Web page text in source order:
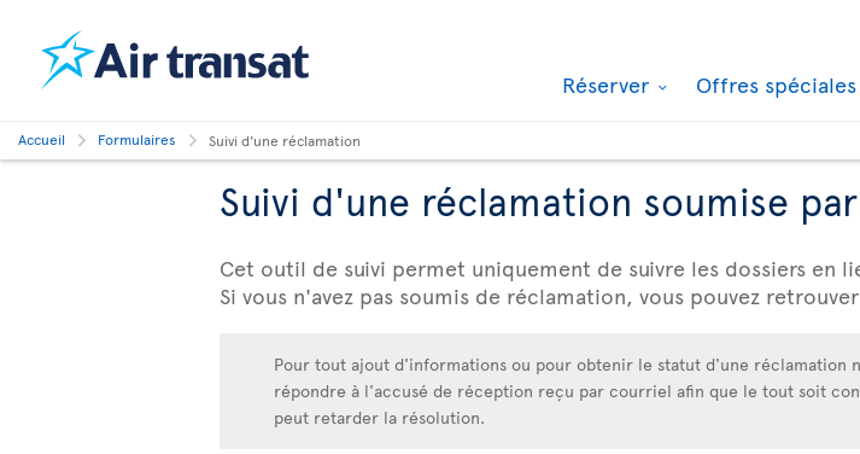
Réserver Offres spéciales
Accueil Formulaires Suivi d'une réclamation
Suivi d'une réclamation soumise
Cet outil de suivi permet uniquement de suivre les dossiers en
Si vous n'avez pas soumis de réclamation, vous pouvez
Pour tout ajout d'informations ou pour obtenir le statut d'une réclamation
répondre à l'accusé de réception reçu par courriel afin que le tout soit
peut retarder la résolution.